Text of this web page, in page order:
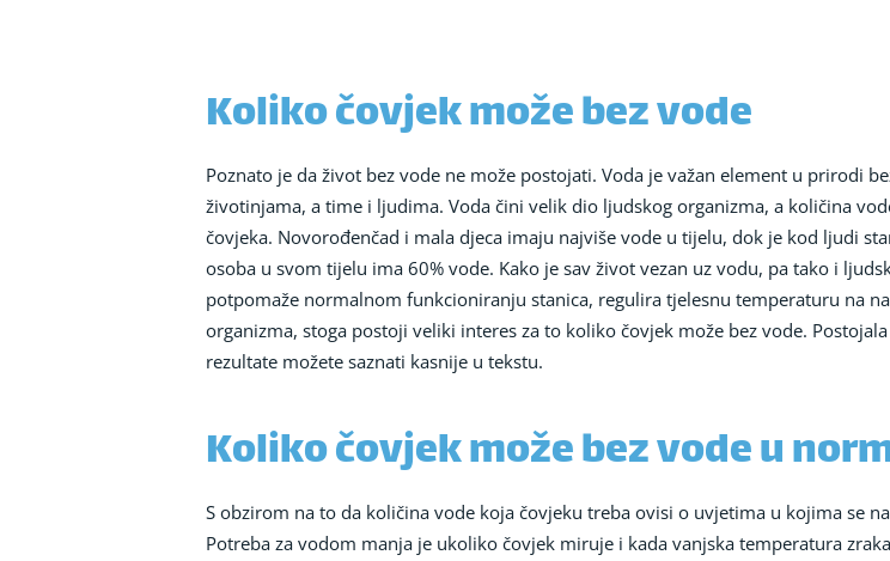
Koliko čovjek može bez vode
Poznato je da život bez vode ne može postojati. Voda je važan element u prirodi
životinjama, a time i ljudima. Voda čini velik dio ljudskog organizma, a količina
čovjeka. Novorođenčad i mala djeca imaju najviše vode u tijelu, dok je kod ljudi
osoba u svom tijelu ima 60% vode. Kako je sav život vezan uz vodu, pa tako i
potpomaže normalnom funkcioniranju stanica, regulira tjelesnu temperaturu na
organizma, stoga postoji veliki interes za to koliko čovjek može bez vode.
rezultate možete saznati kasnije u tekstu.
Koliko čovjek može bez vode u
S obzirom na to da količina vode koja čovjeku treba ovisi o uvjetima u kojima se
Potreba za vodom manja je ukoliko čovjek miruje i kada vanjska temperatura